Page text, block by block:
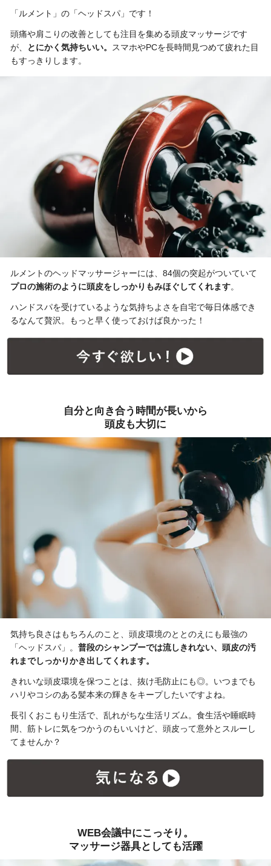
「ルメント」の「ヘッドスパ」です！
頭痛や肩こりの改善としても注目を集める頭皮マッサージです
が、
とにかく気持ちいい。
スマホやPCを長時間見つめて疲れた目
もすっきりします。
ルメントのヘッドマッサージャーには、84個の突起がついていて
プロの施術のように頭皮をしっかりもみほぐしてくれます。
ハンドスパを受けているような気持ちよさを自宅で毎日体感でき
るなんて贅沢。もっと早く使っておけば良かった！
自分と向き合う時間が長いから
頭皮も大切に
気持ち良さはもちろんのこと、頭皮環境のととのえにも最強の
「ヘッドスパ」。 普段のシャンプーでは流しきれない、頭皮の汚
れまでしっかりかき出してくれます。
きれいな頭皮環境を保つことは、抜け毛防止にも◎。いつまでも
ハリやコシのある髪本来の輝きをキープしたいですよね。
長引くおこもり生活で、乱れがちな生活リズム。食生活や睡眠時
間、筋トレに気をつかうのもいいけど、頭皮って意外とスルーし
てませんか？
WEB会議中にこっそり。
マッサージ器具としても活躍